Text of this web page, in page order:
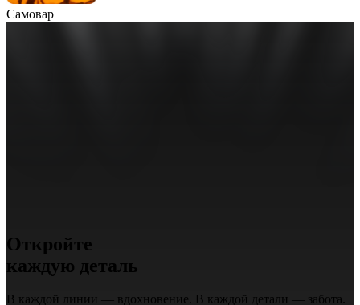
Самовар
Откройте
каждую деталь
В каждой линии — вдохновение. В каждой детали — забота.